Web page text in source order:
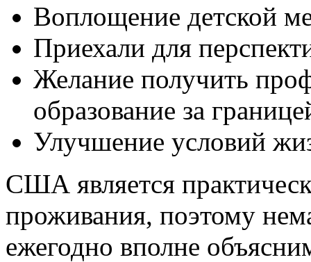
Воплощение детской
Приехали для
Желание получить
образование за
Улучшение условий
США является
проживания, поэтому
ежегодно вполне